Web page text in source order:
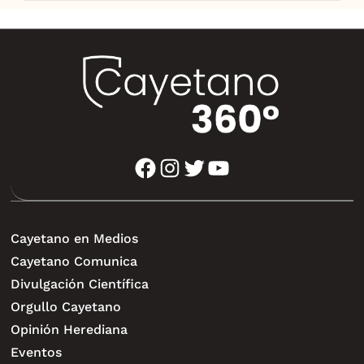
facebook instagram twitter youtube
Cayetano en Medios
Cayetano Comunica
Divulgación Científica
Orgullo Cayetano
Opinión Herediana
Eventos